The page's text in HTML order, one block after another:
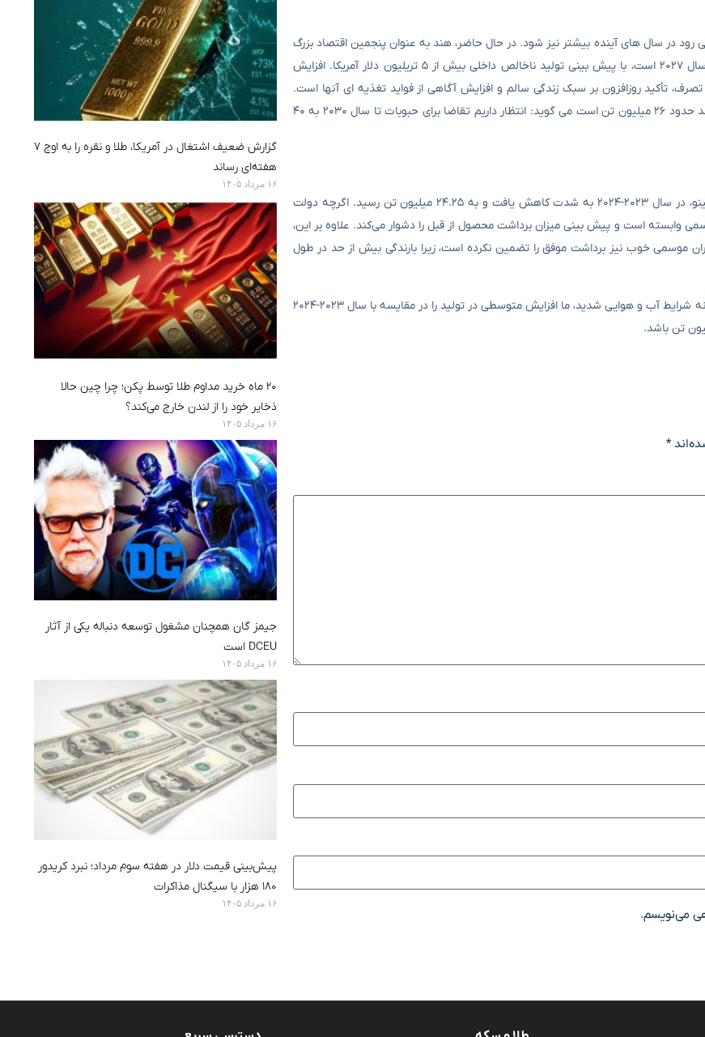
‌رود در سال ‌های آینده بیشتر نیز شود. در حال حاضر، هند به عنوان پنجمین اقتصاد بزرگ
جهان شناخته می‌ شود و در مسیر تبدیل شدن به سومین اقتصاد بزرگ تا سال ۲۰۲۷ است، با پیش ‌بینی تولید ناخالص داخلی بیش از ۵ تریلیون دلار آمریکا. افزایش
تأکید روزافزون بر سبک زندگی سالم و افزایش آگاهی از فواید تغذیه ‌ای آنها است.
رئیس انجمن حبوبات و غلات هند با بیان اینکه در حال حاضر، تولید بومی هند حدود ۲۶ میلیون تن است می گوید: انتظار داریم تقاضا برای حبوبات تا سال ۲۰۳۰ به ۴۰
از سوی دیگر وی تاکید می کند: تولید حبوبات هند به دلیل تأثیر پدیده ال نینو، در سال ۲۰۲۳-۲۰۲۴ به شدت کاهش یافت و به ۲۴.۲۵ میلیون تن رسید. اگرچه دولت
وابسته است و پیش ‌بینی میزان برداشت محصول از قبل را دشوار می‌کند. علاوه بر این،
موسمی خوب نیز برداشت موفق را تضمین نکرده است، زیرا بارندگی بیش از حد در طول
رئیس انجمن حبوبات و غلات هند تاکید می کند: با این حال، به استثنای هرگونه شرایط آب و هوایی شدید، ما افزایش متوسطی در تولید را در مقایسه با سال ۲۰۲۳-۲۰۲۴
*
می‌نویسم.
گزارش ضعیف اشتغال در آمریکا، طلا و نقره را به اوج ۷
هفته‌ای رساند
۱۶ مرداد ۱۴۰۵
۲۰ ماه خرید مداوم طلا توسط پکن؛ چرا چین حالا
ذخایر خود را از لندن خارج می‌کند؟
۱۶ مرداد ۱۴۰۵
جیمز گان همچنان مشغول توسعه دنباله یکی از آثار
DCEU است
۱۶ مرداد ۱۴۰۵
پیش‌بینی قیمت دلار در هفته سوم مرداد؛ نبرد کریدور
۱۸۰ هزار با سیگنال مذاکرات
۱۶ مرداد ۱۴۰۵